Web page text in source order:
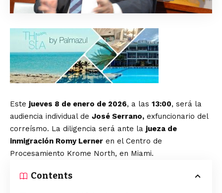
Este jueves 8 de enero de 2026, a las 13:00, será la
audiencia individual de José Serrano, exfuncionario del
correísmo. La diligencia será ante la jueza de
inmigración Romy Lerner en el Centro de
Procesamiento Krome North, en Miami.
Contents